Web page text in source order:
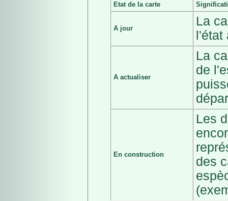
Etat de la carte
A jour
La
A actualiser
La
de
En construction
Les
des